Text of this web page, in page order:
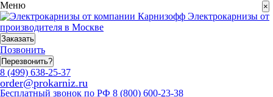
Меню
Электрокарнизы от
производителя в Москве
Заказать
Позвонить
Перезвонить?
8 (499) 638-25-37
order@prokarniz.ru
Бесплатный звонок по РФ 8 (800) 600-23-38
×